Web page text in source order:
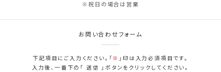
※祝日の場合は営業
お問い合わせフォーム
下記項目にご入力ください。「※ 」印は入力必須項目です。
入力後、一番下の「 送信 」ボタンをクリックしてください。